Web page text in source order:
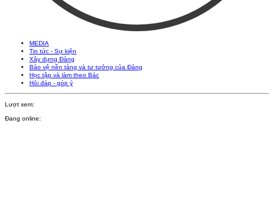
MEDIA
Tin tức - Sự kiện
Xây dựng Đảng
Bảo vệ nền tảng và tư tưởng của Đảng
Học tập và làm theo Bác
Hỏi đáp - góp ý
Lượt xem:
Đang online: